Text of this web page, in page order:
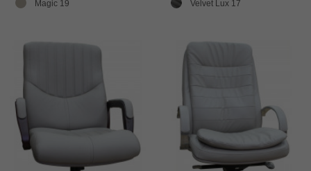
Magic 19 Velvet Lux 17